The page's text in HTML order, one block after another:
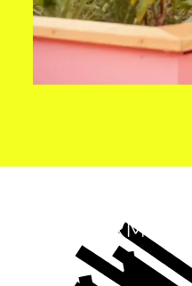
INFORMIERT!